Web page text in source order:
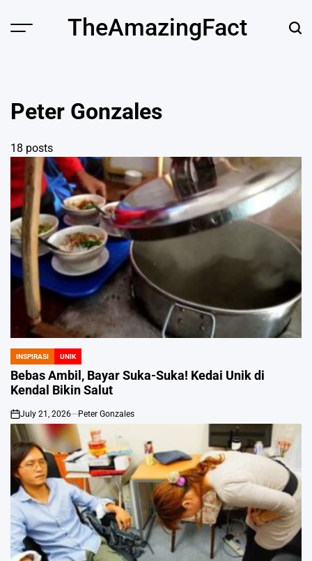
Menu TheAmazingFact
Peter Gonzales
18 posts
POSTED
IN
INSPIRASI UNIK
Bebas Ambil, Bayar Suka-Suka! Kedai Unik di
Kendal Bikin Salut
on
July 21, 2026 Peter Gonzales